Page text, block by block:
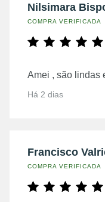
Nilsimara
COMPRA VERIFICADA
Amei , são lindas
Há 2 dias
Francisco
COMPRA VERIFICADA